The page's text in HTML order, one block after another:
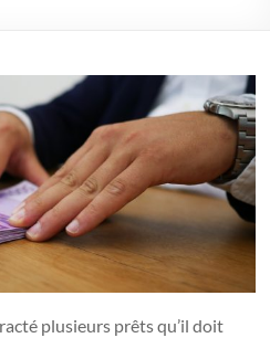
plusieurs prêts qu’il doit